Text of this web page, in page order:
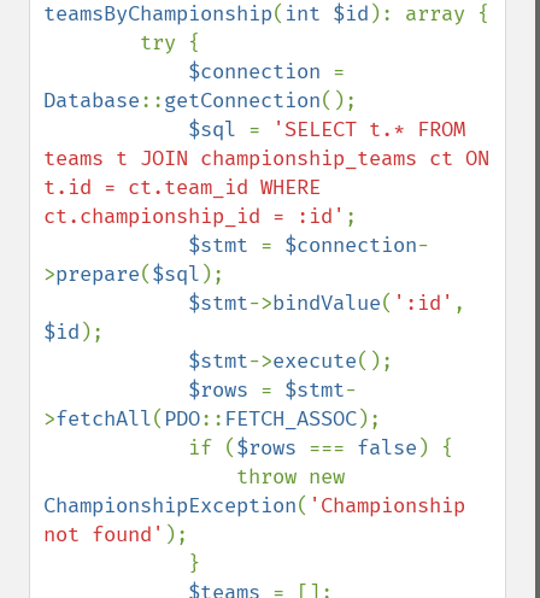
teamsByChampionship( int $id ): array {
$connection
Database::getConnection();
$sql =
'SELECT t.* FROM
teams t JOIN championship_teams ct ON
t.id = ct.team_id WHERE
ct.championship_id = :id' ;
$stmt = $connection-
>prepare($sql );
$stmt->bindValue( ':id'
$id );
$stmt->execute();
$rows = $stmt-
>fetchAll( PDO:: FETCH_ASSOC);
            if (
$rows === false ) {
ChampionshipException( 'Championship
not found' );
$teams = [];